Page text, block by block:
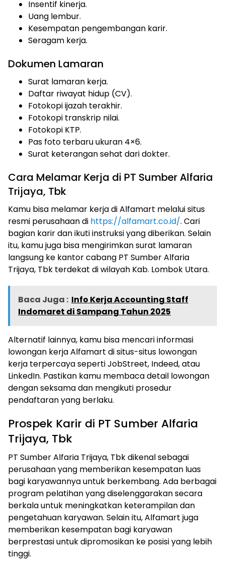
Insentif kinerja.
Uang lembur.
Kesempatan pengembangan karir.
Seragam kerja.
Dokumen Lamaran
Surat lamaran kerja.
Daftar riwayat hidup (CV).
Fotokopi ijazah terakhir.
Fotokopi transkrip nilai.
Fotokopi KTP.
Pas foto terbaru ukuran 4×6.
Surat keterangan sehat dari dokter.
Cara Melamar Kerja di PT Sumber Alfaria
Trijaya, Tbk
Kamu bisa melamar kerja di Alfamart melalui situs
resmi perusahaan di https://alfamart.co.id/. Cari
bagian karir dan ikuti instruksi yang diberikan. Selain
itu, kamu juga bisa mengirimkan surat lamaran
langsung ke kantor cabang PT Sumber Alfaria
Trijaya, Tbk terdekat di wilayah Kab. Lombok Utara.
Baca Juga : Info Kerja Accounting Staff
Indomaret di Sampang Tahun 2025
Alternatif lainnya, kamu bisa mencari informasi
lowongan kerja Alfamart di situs-situs lowongan
kerja terpercaya seperti JobStreet, Indeed, atau
LinkedIn. Pastikan kamu membaca detail lowongan
dengan seksama dan mengikuti prosedur
pendaftaran yang berlaku.
Prospek Karir di PT Sumber Alfaria
Trijaya, Tbk
PT Sumber Alfaria Trijaya, Tbk dikenal sebagai
perusahaan yang memberikan kesempatan luas
bagi karyawannya untuk berkembang. Ada berbagai
program pelatihan yang diselenggarakan secara
berkala untuk meningkatkan keterampilan dan
pengetahuan karyawan. Selain itu, Alfamart juga
memberikan kesempatan bagi karyawan
berprestasi untuk dipromosikan ke posisi yang lebih
tinggi.